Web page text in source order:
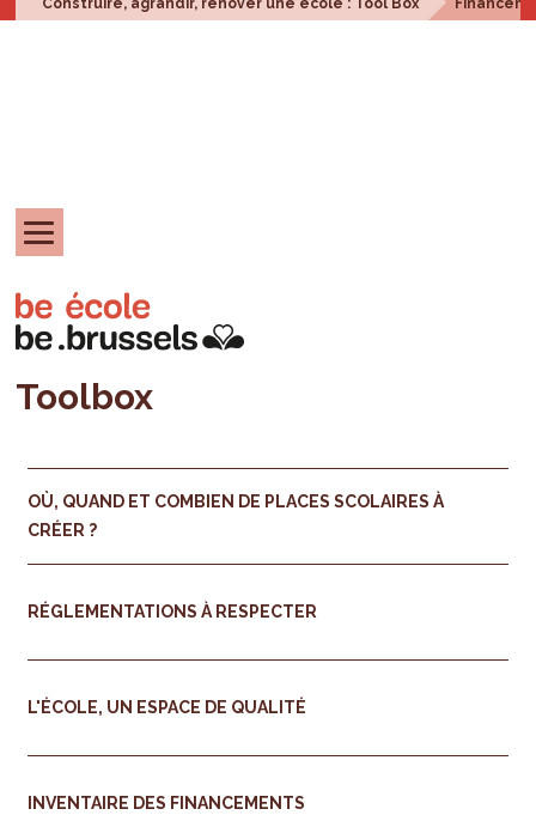
Construire, agrandir, rénover une école : Tool Box
Toolbox
OÙ, QUAND ET COMBIEN DE PLACES SCOLAIRES À
CRÉER ?
RÉGLEMENTATIONS À RESPECTER
L'ÉCOLE, UN ESPACE DE QUALITÉ
INVENTAIRE DES FINANCEMENTS